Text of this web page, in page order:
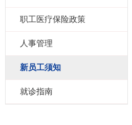
职工医疗保险政策
人事管理
新员工须知
就诊指南